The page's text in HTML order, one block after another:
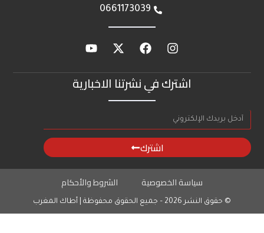
اشترك في نشرتنا الاخبارية
اشترك
0661173039
© حقوق النشر 2026 – جميع الحقوق محفوظة | أطاك المغرب
سياسة الخصوصية الشروط والأحكام